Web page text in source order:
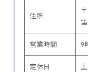
住所
営業時間 9
定休日 土